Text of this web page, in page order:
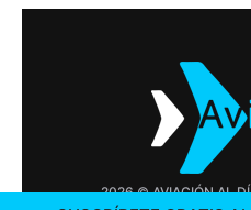
2026 © AVIACIÓN AL